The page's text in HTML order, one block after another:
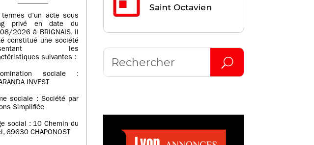
termes d’un acte sous
privé en date du
2026 à BRIGNAIS, il
constitué une société
les
suivantes :
sociale :
INVEST
sociale : Société par
Simplifiée
social : 10 Chemin du
69630 CHAPONOST
Saint Octavien